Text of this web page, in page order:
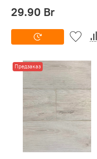
29.90 Br
Предзаказ